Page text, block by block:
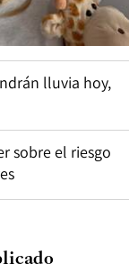
lluvia hoy,
sobre el riesgo